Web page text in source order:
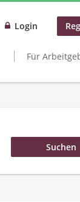
Login
Für